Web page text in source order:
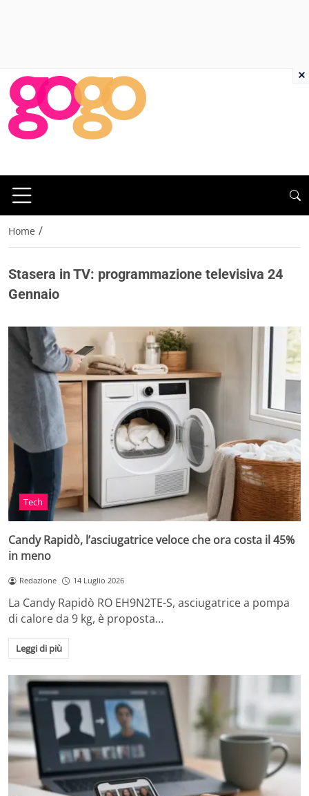
Home /
Stasera in TV: programmazione televisiva 24
Gennaio
Tech
Candy Rapidò, l’asciugatrice veloce che ora costa il 45%
in meno
Redazione 14 Luglio 2026
La Candy Rapidò RO EH9N2TE-S, asciugatrice a pompa
di calore da 9 kg, è proposta…
Leggi di più
×